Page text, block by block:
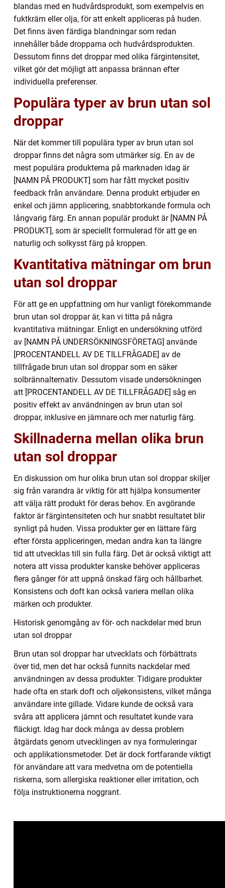
blandas med en hudvårdsprodukt, som exempelvis en
fuktkräm eller olja, för att enkelt appliceras på huden.
Det finns även färdiga blandningar som redan
innehåller både dropparna och hudvårdsprodukten.
Dessutom finns det droppar med olika färgintensitet,
vilket gör det möjligt att anpassa brännan efter
individuella preferenser.
Populära typer av brun utan sol
droppar
När det kommer till populära typer av brun utan sol
droppar finns det några som utmärker sig. En av de
mest populära produkterna på marknaden idag är
[NAMN PÅ PRODUKT] som har fått mycket positiv
feedback från användare. Denna produkt erbjuder en
enkel och jämn applicering, snabbtorkande formula och
långvarig färg. En annan populär produkt är [NAMN PÅ
PRODUKT], som är speciellt formulerad för att ge en
naturlig och solkysst färg på kroppen.
Kvantitativa mätningar om brun
utan sol droppar
För att ge en uppfattning om hur vanligt förekommande
brun utan sol droppar är, kan vi titta på några
kvantitativa mätningar. Enligt en undersökning utförd
av [NAMN PÅ UNDERSÖKNINGSFÖRETAG] använde
[PROCENTANDELL AV DE TILLFRÅGADE] av de
tillfrågade brun utan sol droppar som en säker
solbrännalternativ. Dessutom visade undersökningen
att [PROCENTANDELL AV DE TILLFRÅGADE] såg en
positiv effekt av användningen av brun utan sol
droppar, inklusive en jämnare och mer naturlig färg.
Skillnaderna mellan olika brun
utan sol droppar
En diskussion om hur olika brun utan sol droppar skiljer
sig från varandra är viktig för att hjälpa konsumenter
att välja rätt produkt för deras behov. En avgörande
faktor är färgintensiteten och hur snabbt resultatet blir
synligt på huden. Vissa produkter ger en lättare färg
efter första appliceringen, medan andra kan ta längre
tid att utvecklas till sin fulla färg. Det är också viktigt att
notera att vissa produkter kanske behöver appliceras
flera gånger för att uppnå önskad färg och hållbarhet.
Konsistens och doft kan också variera mellan olika
märken och produkter.
Historisk genomgång av för- och nackdelar med brun
utan sol droppar
Brun utan sol droppar har utvecklats och förbättrats
över tid, men det har också funnits nackdelar med
användningen av dessa produkter. Tidigare produkter
hade ofta en stark doft och oljekonsistens, vilket många
användare inte gillade. Vidare kunde de också vara
svåra att applicera jämnt och resultatet kunde vara
fläckigt. Idag har dock många av dessa problem
åtgärdats genom utvecklingen av nya formuleringar
och applikationsmetoder. Det är dock fortfarande viktigt
för användare att vara medvetna om de potentiella
riskerna, som allergiska reaktioner eller irritation, och
följa instruktionerna noggrant.